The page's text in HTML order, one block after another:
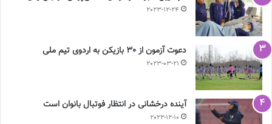
2023-12-24
دعوت آزمون از 30 بازیکن به اردوی تیم ملی
2023-03-21
آینده درخشانی در انتظار فوتبال بانوان است
2022-12-10